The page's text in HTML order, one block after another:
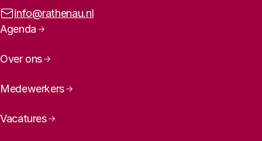
E-mailadres:
info@rathenau.nl
Paginanavigatie
Agenda
Over ons
Medewerkers
Vacatures